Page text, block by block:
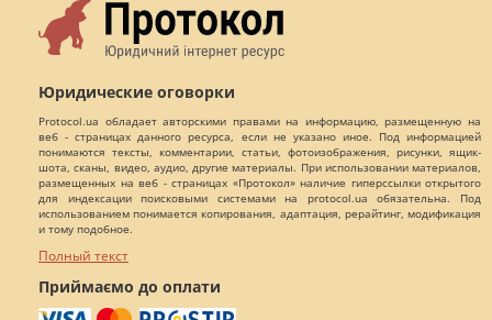
Юридические оговорки
Protocol.ua обладает авторскими правами на информацию, размещенную на
веб - страницах данного ресурса, если не указано иное. Под информацией
понимаются тексты, комментарии, статьи, фотоизображения, рисунки, ящик-
шота, сканы, видео, аудио, другие материалы. При использовании материалов,
размещенных на веб - страницах «Протокол» наличие гиперссылки открытого
для индексации поисковыми системами на protocol.ua обязательна. Под
использованием понимается копирования, адаптация, рерайтинг, модификация
и тому подобное.
Полный текст
Приймаємо до оплати